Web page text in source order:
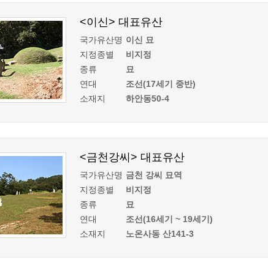
<이신> 대표유산
국가유산명 이신 묘
지정종별
비지정
종류
묘
연대
조선(17세기 중반)
소재지
하안동50-4
<금천강씨> 대표유산
국가유산명 금천 강씨 묘역
지정종별
비지정
종류
묘
연대
조선(16세기 ~ 19세기)
소재지
노온사동 산141-3